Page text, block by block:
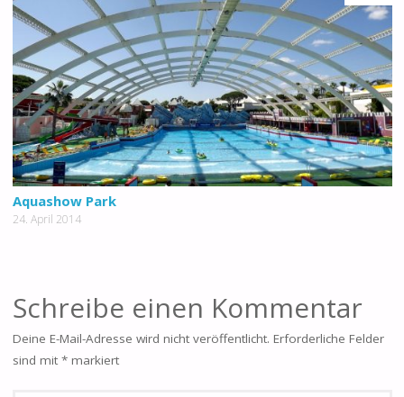
Aquashow Park
24. April 2014
Schreibe einen Kommentar
Deine E-Mail-Adresse wird nicht veröffentlicht. Erforderliche Felder
sind mit *markiert